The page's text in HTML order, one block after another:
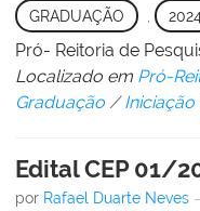
GRADUAÇÃO
Pró- Reitoria de
Localizado em Pró-
Graduação /Iniciação
Edital CEP 01/
por Rafael Duarte Neves